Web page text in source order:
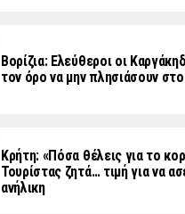
Βορίζια: Ελεύθεροι οι
τον όρο να μην πλησιάσουν
Κρήτη: «Πόσα θέλεις για το
Τουρίστας ζητά… τιμή για να
ανήλικη